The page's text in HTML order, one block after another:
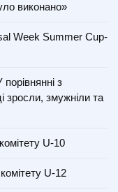
виконано»
Week Summer Cup-
з
зросли, змужніли та
U-10
U-12